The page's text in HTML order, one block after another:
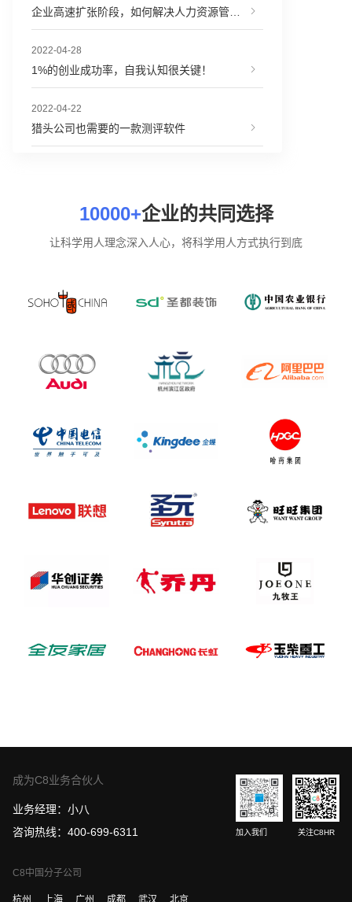
2022-04-28
1%的创业成功率，自我认知很关键！
2022-04-22
猎头公司也需要的一款测评软件
10000+企业的共同选择
让科学用人理念深入人心，将科学用人方式执行到底
成为C8业务合伙人
业务经理：小八
咨询热线：400-699-6311
加入我们 关注C8HR
C8中国分子公司
杭州 上海 广州 成都 武汉 北京